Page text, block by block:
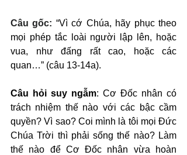
Câu gốc: “Vì cớ Chúa, hãy phục theo
mọi phép tắc loài người lập lên, hoặc
vua, như đấng rất cao, hoặc các
quan…” (câu 13-14a).
Câu hỏi suy ngẫm: Cơ Đốc nhân có
trách nhiệm thế nào với các bậc cầm
quyền? Vì sao? Coi mình là tôi mọi Đức
Chúa Trời thì phải sống thế nào? Làm
thế nào để Cơ Đốc nhân vừa hoàn